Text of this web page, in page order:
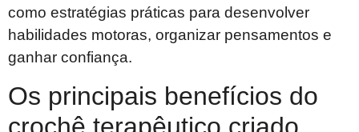
como estratégias práticas para desenvolver
habilidades motoras, organizar pensamentos e
ganhar confiança.
Os principais benefícios do
crochê terapêutico criado